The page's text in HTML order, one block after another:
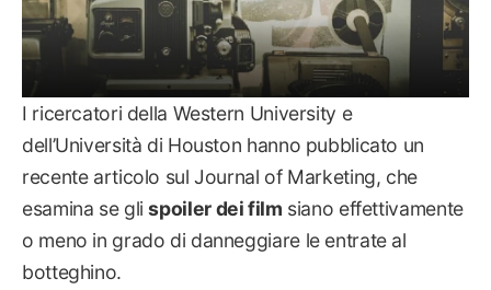
I ricercatori della Western University e
dell’Università di Houston hanno pubblicato un
recente articolo sul Journal of Marketing, che
esamina se glispoiler dei film siano effettivamente
o meno in grado di danneggiare le entrate al
botteghino.